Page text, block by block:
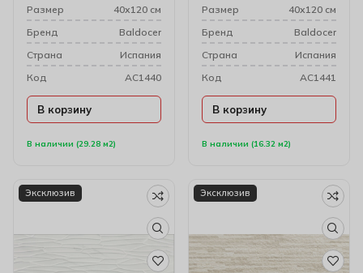
В наличии (29.28 м2)
Размер
40х120 см
Бренд
Baldocer
Cтрана
Испания
Код
AC1440
В корзину
В наличии (16.32 м2)
Размер
40х120 см
Бренд
Baldocer
Cтрана
Испания
Код
AC1441
В корзину
Эксклюзив Эксклюзив